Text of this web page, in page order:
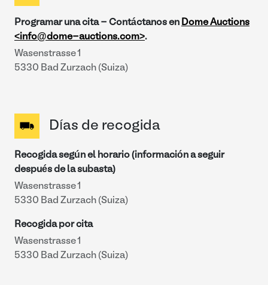
Programar una cita - Contáctanos en Dome Auctions
<info@dome-auctions.com>.
Wasenstrasse 1
5330 Bad Zurzach (Suiza)
Días de recogida
Recogida según el horario (información a seguir
después de la subasta)
Wasenstrasse 1
5330 Bad Zurzach (Suiza)
Recogida por cita
Wasenstrasse 1
5330 Bad Zurzach (Suiza)